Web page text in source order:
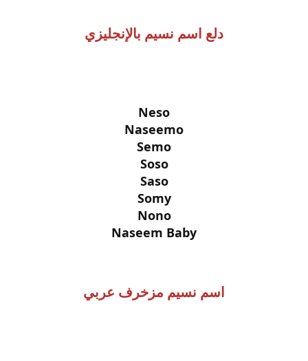
دلع اسم نسيم بالإنجليزي
Neso
Naseemo
Semo
Soso
Saso
Somy
Nono
Naseem Baby
اسم نسيم مزخرف عربي